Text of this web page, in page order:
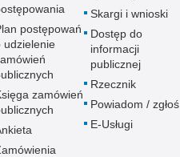
postępowań
udzielenie
zamówień
Skargi i wnioski
Dostęp do
informacji
publicznej
Rzecznik
Powiadom / zgłoś
E-Usługi